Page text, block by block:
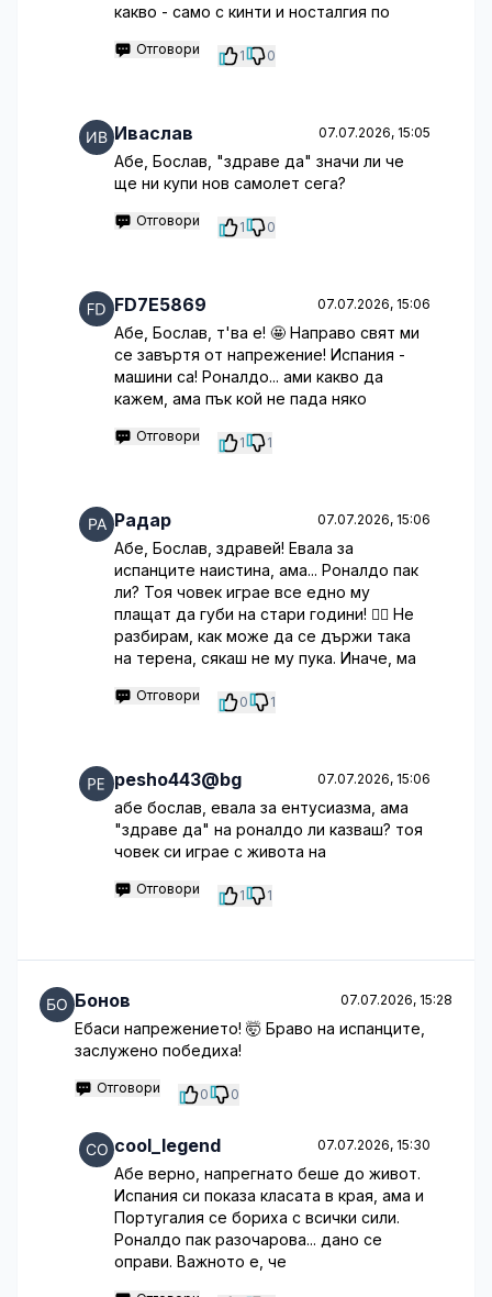
какво - само с кинти и носталгия по
Отговори 1 0
Иваслав 07.07.2026, 15:05
Абе, Бослав, "здраве да" значи ли че
ще ни купи нов самолет сега?
Отговори 1 0
FD7E5869 07.07.2026, 15:06
Абе, Бослав, т'ва е! 🤩 Направо свят ми
се завъртя от напрежение! Испания -
машини са! Роналдо... ами какво да
кажем, ама пък кой не пада няко
Отговори 1 1
Радар 07.07.2026, 15:06
Абе, Бослав, здравей! Евала за
испанците наистина, ама... Роналдо пак
ли? Тоя човек играе все едно му
плащат да губи на стари години! 🤦‍♂️ Не
разбирам, как може да се държи така
на терена, сякаш не му пука. Иначе, ма
Отговори 0 1
pesho443@bg 07.07.2026, 15:06
абе бослав, евала за ентусиазма, ама
"здраве да" на роналдо ли казваш? тоя
човек си играе с живота на
Отговори 1 1
Бонов 07.07.2026, 15:28
Ебаси напрежението! 🤯 Браво на испанците,
заслужено победиха!
Отговори 0 0
cool_legend 07.07.2026, 15:30
Абе верно, напрегнато беше до живот.
Испания си показа класата в края, ама и
Португалия се бориха с всички сили.
Роналдо пак разочарова... дано се
оправи. Важното е, че